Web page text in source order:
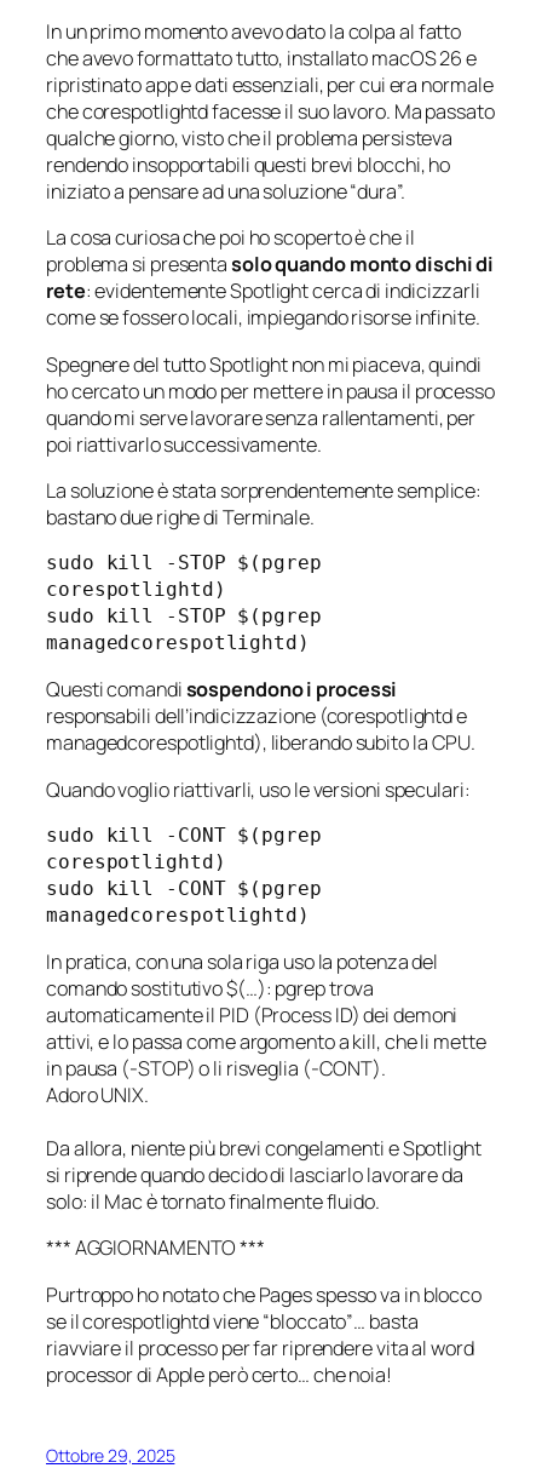
In un primo momento avevo dato la colpa al fatto
che avevo formattato tutto, installato macOS 26 e
ripristinato app e dati essenziali, per cui era normale
che corespotlightd facesse il suo lavoro. Ma passato
qualche giorno, visto che il problema persisteva
rendendo insopportabili questi brevi blocchi, ho
iniziato a pensare ad una soluzione “dura”.
La cosa curiosa che poi ho scoperto è che il
problema si presentasolo quando monto dischi di
rete: evidentemente Spotlight cerca di indicizzarli
come se fossero locali, impiegando risorse infinite.
Spegnere del tutto Spotlight non mi piaceva, quindi
ho cercato un modo permettere in pausa il processo
quando mi serve lavorare senza rallentamenti, per
poi riattivarlo successivamente.
La soluzione è stata sorprendentemente semplice:
bastano due righe di Terminale.
sudo kill -STOP $(pgrep
corespotlightd)
sudo kill -STOP $(pgrep
managedcorespotlightd)
Questi comandisospendono i processi
responsabili dell’indicizzazione (corespotlightd e
managedcorespotlightd), liberando subito la CPU.
Quando voglio riattivarli, uso le versioni speculari:
sudo kill -CONT $(pgrep
corespotlightd)
sudo kill -CONT $(pgrep
managedcorespotlightd)
In pratica, con una sola riga uso la potenza del
comando sostitutivo $(…): pgrep trova
automaticamente il PID (Process ID) dei demoni
attivi, e lo passa come argomento a kill, che li mette
in pausa (-STOP) o li risveglia (-CONT).
Adoro UNIX.
Da allora, niente più brevi congelamenti e Spotlight
si riprende quando decido di lasciarlo lavorare da
solo: il Mac è tornato finalmente fluido.
*** AGGIORNAMENTO ***
Purtroppo ho notato che Pages spesso va in blocco
se il corespotlightd viene “bloccato”… basta
riavviare il processo per far riprendere vita al word
processor di Apple però certo… che noia!
Ottobre 29, 2025